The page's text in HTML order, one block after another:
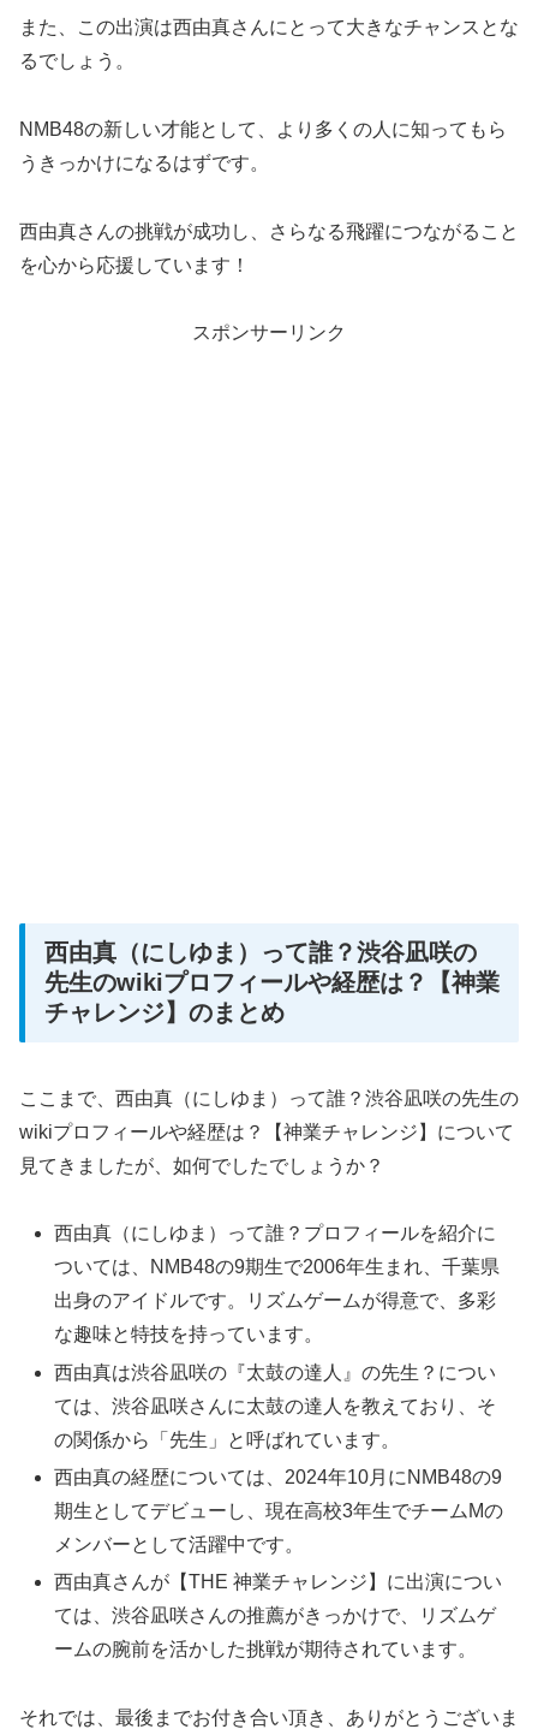
また、この出演は西由真さんにとって大きなチャンスとな
るでしょう。
NMB48の新しい才能として、より多くの人に知ってもら
うきっかけになるはずです。
西由真さんの挑戦が成功し、さらなる飛躍につながること
を心から応援しています！
スポンサーリンク
西由真（にしゆま）って誰？渋谷凪咲の
先生のwikiプロフィールや経歴は？【神業
チャレンジ】のまとめ
ここまで、西由真（にしゆま）って誰？渋谷凪咲の先生の
wikiプロフィールや経歴は？【神業チャレンジ】について
見てきましたが、如何でしたでしょうか？
西由真（にしゆま）って誰？プロフィールを紹介に
ついては、NMB48の9期生で2006年生まれ、千葉県
出身のアイドルです。リズムゲームが得意で、多彩
な趣味と特技を持っています。
西由真は渋谷凪咲の『太鼓の達人』の先生？につい
ては、渋谷凪咲さんに太鼓の達人を教えており、そ
の関係から「先生」と呼ばれています。
西由真の経歴については、2024年10月にNMB48の9
期生としてデビューし、現在高校3年生でチームMの
メンバーとして活躍中です。
西由真さんが【THE 神業チャレンジ】に出演につい
ては、渋谷凪咲さんの推薦がきっかけで、リズムゲ
ームの腕前を活かした挑戦が期待されています。
それでは、最後までお付き合い頂き、ありがとうございま